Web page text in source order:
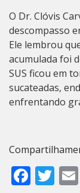
O Dr. Clóvis
descompasso
Ele lembrou
acumulada foi
SUS ficou em
sucateadas,
enfrentando